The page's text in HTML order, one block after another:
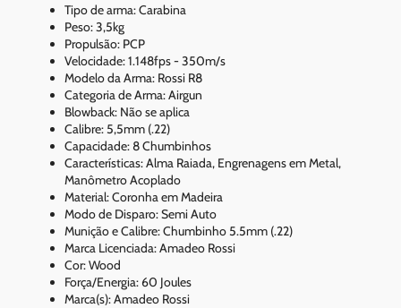
Tipo de arma: Carabina
Peso: 3,5kg
Propulsão: PCP
Velocidade: 1.148fps - 350m/s
Modelo da Arma: Rossi R8
Categoria de Arma: Airgun
Blowback: Não se aplica
Calibre: 5,5mm (.22)
Capacidade: 8 Chumbinhos
Características: Alma Raiada, Engrenagens em Metal,
Manômetro Acoplado
Material: Coronha em Madeira
Modo de Disparo: Semi Auto
Munição e Calibre: Chumbinho 5.5mm (.22)
Marca Licenciada: Amadeo Rossi
Cor: Wood
Força/Energia: 60 Joules
Marca(s): Amadeo Rossi